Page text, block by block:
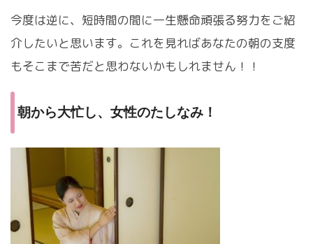
今度は逆に、短時間の間に一生懸命頑張る努力をご紹
介したいと思います。これを見ればあなたの朝の支度
もそこまで苦だと思わないかもしれません！！
朝から大忙し、女性のたしなみ！